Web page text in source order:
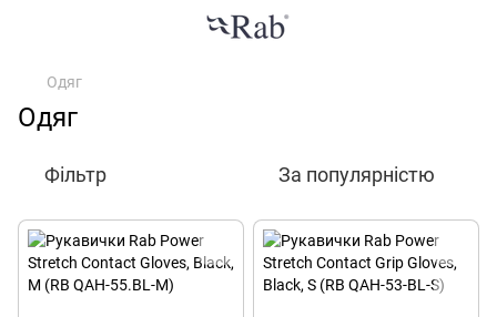
Одяг
Одяг
Фільтр За популярністю